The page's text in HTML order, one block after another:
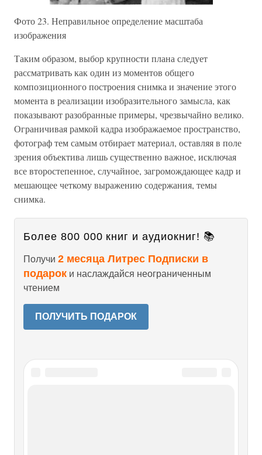
Фото 23. Неправильное определение масштаба
изображения
Таким образом, выбор крупности плана следует
рассматривать как один из моментов общего
композиционного построения снимка и значение этого
момента в реализации изобразительного замысла, как
показывают разобранные примеры, чрезвычайно велико.
Ограничивая рамкой кадра изображаемое пространство,
фотограф тем самым отбирает материал, оставляя в поле
зрения объектива лишь существенно важное, исключая
все второстепенное, случайное, загромождающее кадр и
мешающее четкому выражению содержания, темы
снимка.
Более 800 000 книг и аудиокниг! 📚
Получи 2 месяца Литрес Подписки в
подарок и наслаждайся неограниченным
чтением
ПОЛУЧИТЬ ПОДАРОК